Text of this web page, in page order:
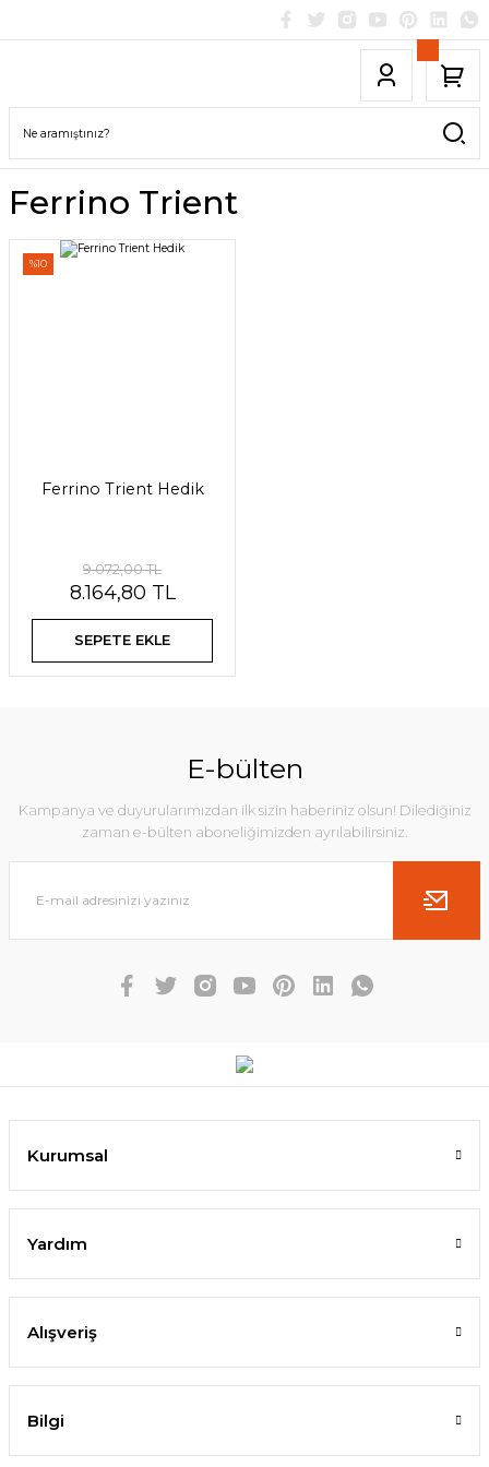
Ferrino Trient
%10
Ferrino Trient Hedik
9.072,00 TL
8.164,80 TL
SEPETE EKLE
E-bülten
Kampanya ve duyurularımızdan ilk sizin haberiniz olsun! Dilediğiniz
zaman e-bülten aboneliğimizden ayrılabilirsiniz.
Kurumsal
Yardım
Alışveriş
Bilgi